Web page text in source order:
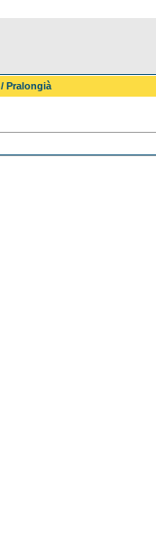
/ Pralongià